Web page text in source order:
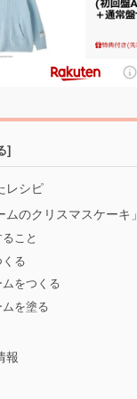
レシピ
ムのクリスマスケーキ」
こと
くる
をつくる
を塗る
報